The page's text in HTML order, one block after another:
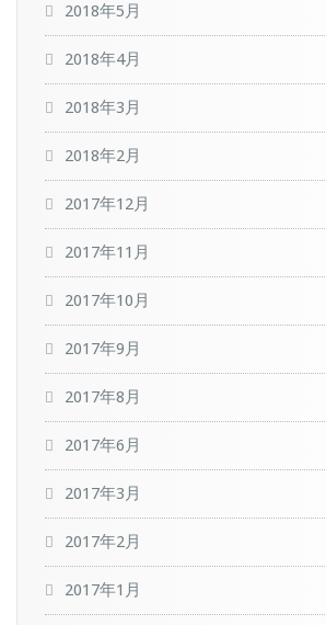
2018年5月
2018年4月
2018年3月
2018年2月
2017年12月
2017年11月
2017年10月
2017年9月
2017年8月
2017年6月
2017年3月
2017年2月
2017年1月